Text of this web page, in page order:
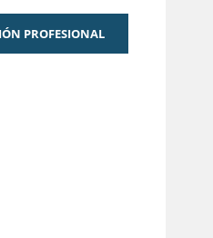
PROFESIONAL